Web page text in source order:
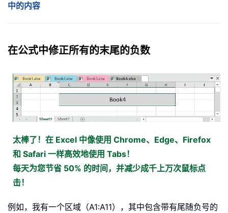
中的内容
在公式中修正所有的末尾的负数
太棒了！在 Excel 中像使用 Chrome、Edge、Firefox
和 Safari 一样高效地使用 Tabs！
每天为您节省 50% 的时间，并减少成千上万次鼠标点
击！
例如，我有一个区域（A1:A11），其中包含带有尾随负号的